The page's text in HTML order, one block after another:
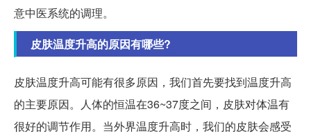
意中医系统的调理。
皮肤温度升高的原因有哪些?
皮肤温度升高可能有很多原因，我们首先要找到温度升高
的主要原因。人体的恒温在36~37度之间，皮肤对体温有
很好的调节作用。当外界温度升高时，我们的皮肤会感受